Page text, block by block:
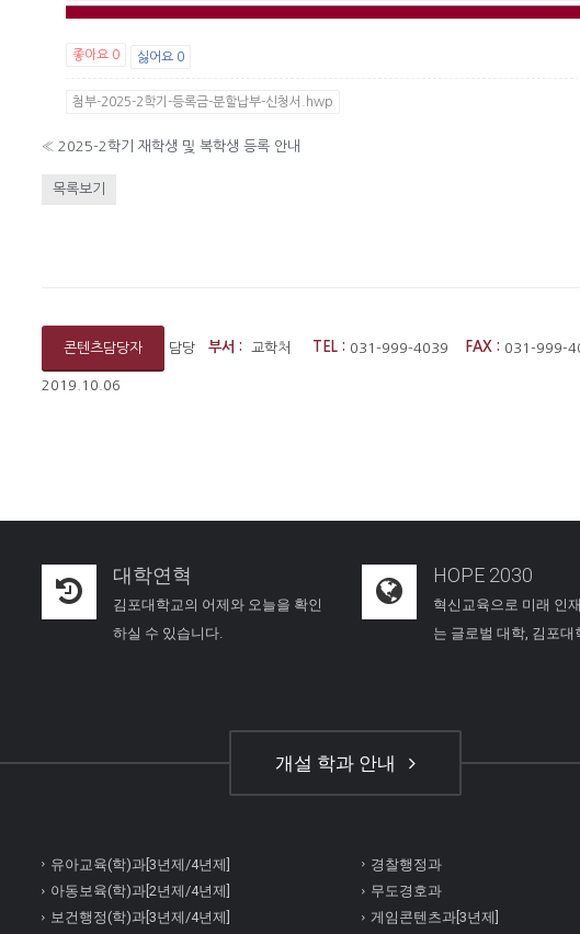
좋아요 0 싫어요 0
첨부-2025-2학기-등록금-분할납부-신청서.hwp
« 2025-2학기 재학생 및 복학생 등록 안내
목록보기
콘텐츠담당자 담당 부서 : 교학처 TEL : 031-999-4039 FAX : 031-
2019.10.06
대학연혁
김포대학교의 어제와 오늘을 확인
하실 수 있습니다.
HOPE 2030
혁신교육으로 미래 인
는 글로벌 대학, 김포대
개설 학과 안내
유아교육(학)과[3년제/4년제]
아동보육(학)과[2년제/4년제]
보건행정(학)과[3년제/4년제]
경찰행정과
무도경호과
게임콘텐츠과[3년제]